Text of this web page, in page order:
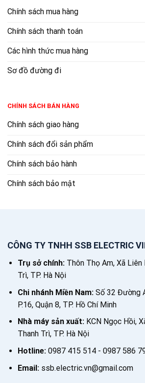
Chính sách mua hàng
Chính sách thanh toán
Các hình thức mua hàng
Sơ đồ đường đi
CHÍNH SÁCH BÁN HÀNG
Chính sách giao hàng
Chính sách đổi sản phẩm
Chính sách bảo hành
Chính sách bảo mật
CÔNG TY TNHH SSB ELECTRIC
Trụ sở chính:Thôn Thọ Am, Xã Liên
Trì, TP. Hà Nội
Chi nhánh Miền Nam:Số 32 Đường
P.16, Quận 8, TP. Hồ Chí Minh
Nhà máy sản xuất:KCN Ngọc Hồi,
Thanh Trì, TP. Hà Nội
Hotline:0987 415 514 - 0987 586
Email:ssb.electric.vn@gmail.com